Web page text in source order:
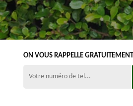
ON VOUS RAPPELLE GRATUITEMENT